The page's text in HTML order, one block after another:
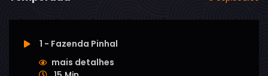
1 - Fazenda Pinhal
mais detalhes